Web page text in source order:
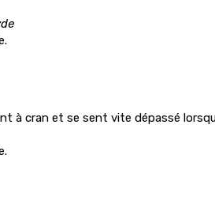
à cran et se sent vite dépassé